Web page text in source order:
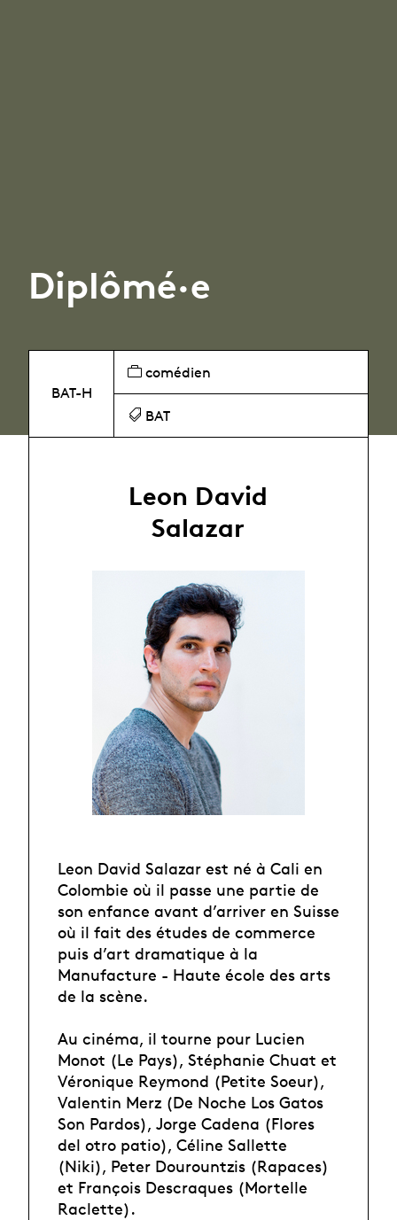
Diplômé·e
BAT-H
comédien
BAT
Leon David
Salazar
Leon David Salazar est né à Cali en
Colombie où il passe une partie de
son enfance avant d’arriver en Suisse
où il fait des études de commerce
puis d’art dramatique à la
Manufacture - Haute école des arts
de la scène.
Au cinéma, il tourne pour Lucien
Monot (Le Pays), Stéphanie Chuat et
Véronique Reymond (Petite Soeur),
Valentin Merz (De Noche Los Gatos
Son Pardos), Jorge Cadena (Flores
del otro patio), Céline Sallette
(Niki), Peter Dourountzis (Rapaces)
et François Descraques (Mortelle
Raclette).